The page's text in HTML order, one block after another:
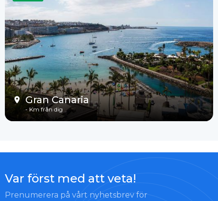
Gran Canaria
- Km från dig
Var först med att veta!
Prenumerera på vårt nyhetsbrev för